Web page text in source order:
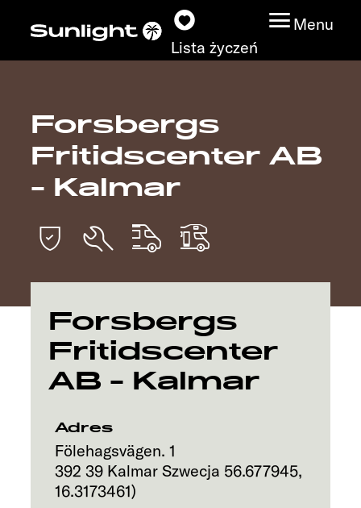
Lista życzeń
Menu
Modele
Wyszukiwarka
pojazdów
Wyszukiwanie
Badać
Praca
Forsbergs
Fritidscenter AB
- Kalmar
Forsbergs
Fritidscenter
AB - Kalmar
Adres
Fölehagsvägen. 1
392 39 Kalmar Szwecja 56.677945,
16.3173461)